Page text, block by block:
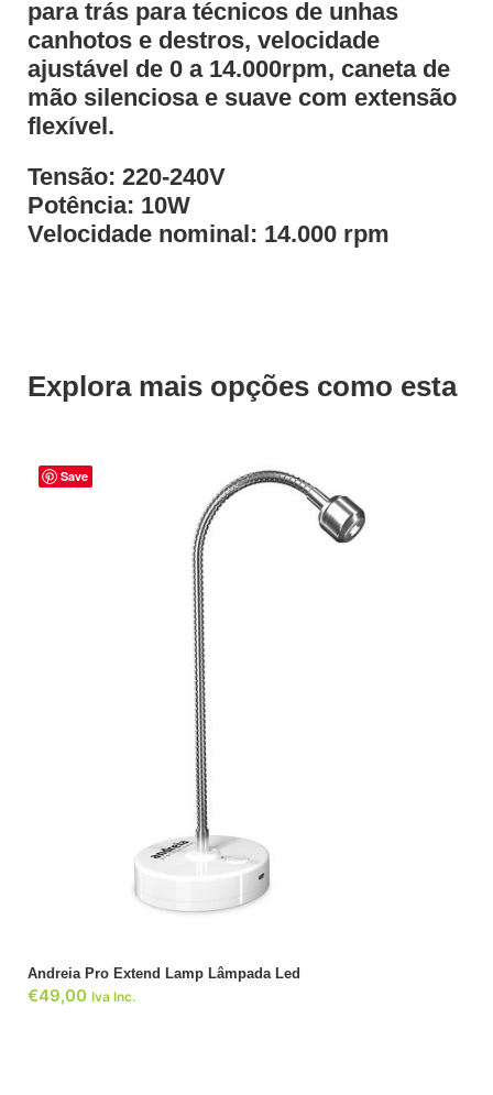
para trás para técnicos de unhas
canhotos e destros, velocidade
ajustável de 0 a 14.000rpm, caneta de
mão silenciosa e suave com extensão
flexível.
Tensão: 220-240V
Potência: 10W
Velocidade nominal: 14.000 rpm
Explora mais opções como esta
Save
ADICIONAR
Andreia Pro Extend Lamp Lâmpada Led
€49,00 Iva Inc.